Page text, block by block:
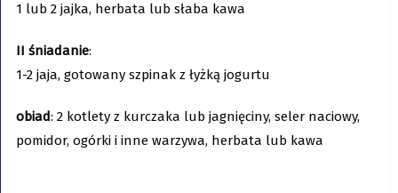
1 lub 2 jajka, herbata lub słaba kawa
II śniadanie:
1-2 jaja, gotowany szpinak z łyżką jogurtu
obiad: 2 kotlety z kurczaka lub jagnięciny, seler naciowy,
pomidor, ogórki i inne warzywa, herbata lub kawa